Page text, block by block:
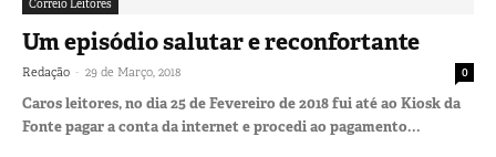
Correio Leitores
Um episódio salutar e reconfortante
Redação - 29 de Março, 2018 0
Caros leitores, no dia 25 de Fevereiro de 2018 fui até ao Kiosk da
Fonte pagar a conta da internet e procedi ao pagamento...